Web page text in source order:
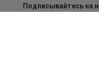
Подписывайтесьна